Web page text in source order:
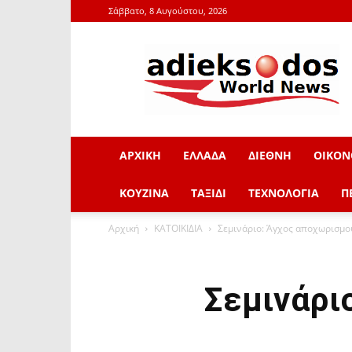
Σάββατο, 8 Αυγούστου, 2026
adieksodos.gr
ΑΡΧΙΚΗ ΕΛΛΑΔΑ ΔΙΕΘΝΗ
ΚΟΥΖΙΝΑ ΤΑΞΙΔΙ ΤΕΧΝΟΛΟΓΙΑ
Αρχική ΚΑΤΟΙΚΙΔΙΑ Σεμινάριο: Άγχος